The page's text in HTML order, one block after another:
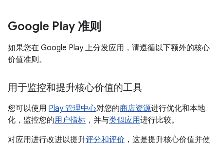
Google Play 准则
如果您在 Google Play 上分发应用，请遵循以下额外的核心
价值准则。
用于监控和提升核心价值的工具
您可以使用 Play 管理中心对您的商店资源进行优化和本地
化，监控您的用户指标 ，并与类似应用进行比较。
对应用进行改进以提升评分和评价 ，这是提升核心价值并使